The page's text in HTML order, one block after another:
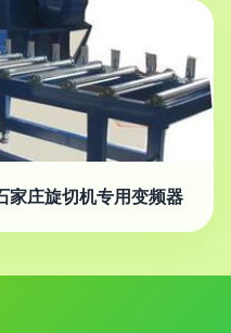
家庄旋切机专用变频器